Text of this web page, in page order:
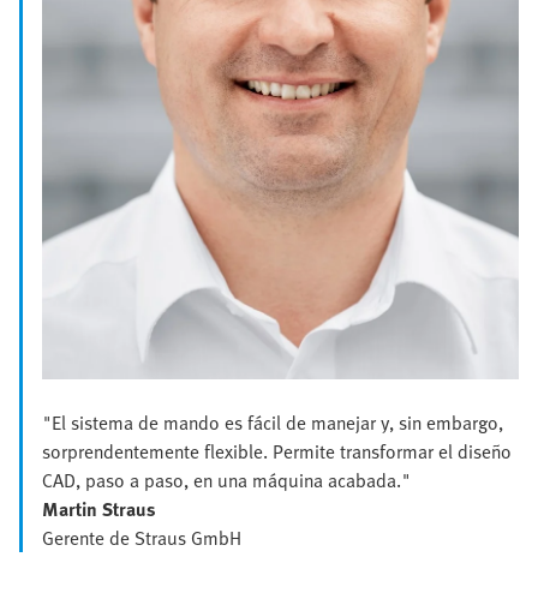
"El sistema de mando es fácil de manejar y, sin embargo,
sorprendentemente flexible. Permite transformar el diseño
CAD, paso a paso, en una máquina acabada."
Martin Straus
Gerente de Straus GmbH